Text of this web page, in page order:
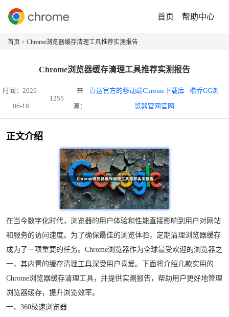
首页 帮助中心
首页 > Chrome浏览器缓存清理工具推荐实测报告
Chrome浏览器缓存清理工具推荐实测报告
时间：2026-
06-18
1255
来
源：
直达官方的移动端Chrome下载库 - 楷乔GG浏
览器官网官网
正文介绍
在当今数字化时代，浏览器的用户体验和性能直接影响到用户对网站
和服务的访问速度。为了确保最佳的浏览体验，定期清理浏览器缓存
成为了一项重要的任务。Chrome浏览器作为全球最受欢迎的浏览器之
一，其内置的缓存清理工具深受用户喜爱。下面将介绍几款实用的
Chrome浏览器缓存清理工具，并提供实测报告，帮助用户更好地管理
浏览器缓存，提升浏览效率。
一、360极速浏览器